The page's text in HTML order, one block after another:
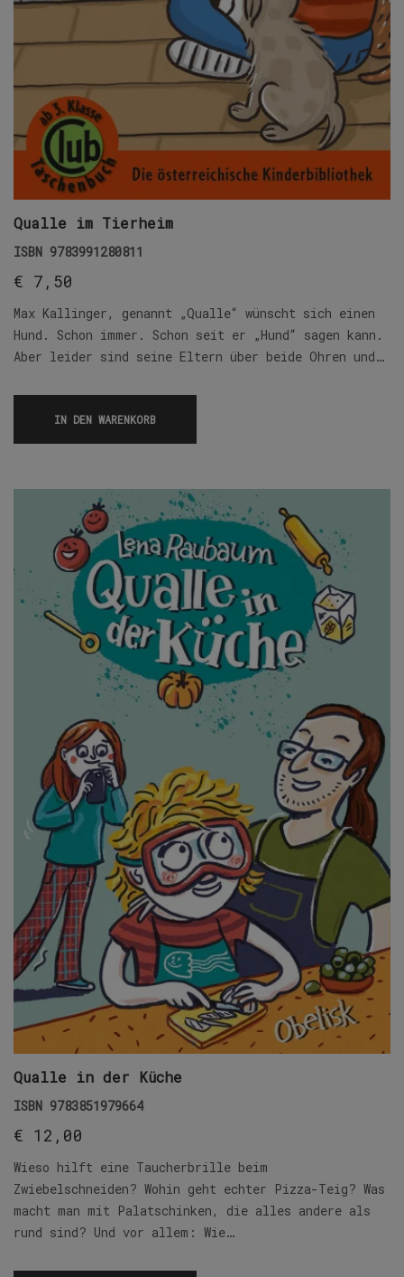
Qualle im Tierheim
ISBN 9783991280811
€ 7,50
Max Kallinger, genannt „Qualle“ wünscht sich einen
Hund. Schon immer. Schon seit er „Hund“ sagen kann.
Aber leider sind seine Eltern über beide Ohren und…
IN DEN WARENKORB
Qualle in der Küche
ISBN 9783851979664
€ 12,00
Wieso hilft eine Taucherbrille beim
Zwiebelschneiden? Wohin geht echter Pizza-Teig? Was
macht man mit Palatschinken, die alles andere als
rund sind? Und vor allem: Wie…